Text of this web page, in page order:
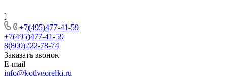
]
+7(495)477-41-59
+7(495)477-41-59
8(800)222-78-74
Заказать звонок
E-mail
info@kotlygorelki.ru